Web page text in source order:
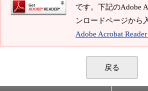
です。下記のAdobe
ンロードページから
Adobe Acrobat
戻る